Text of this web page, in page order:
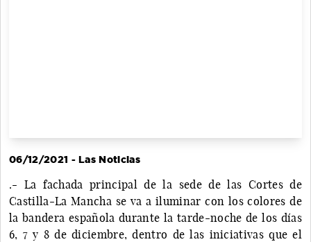
06/12/2021 - Las Noticias
.- La fachada principal de la sede de las Cortes de
Castilla-La Mancha se va a iluminar con los colores de
la bandera española durante la tarde-noche de los días
6, 7 y 8 de diciembre, dentro de las iniciativas que el